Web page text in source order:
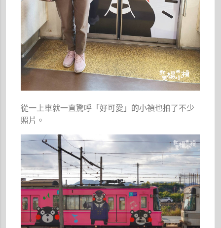
從一上車就一直驚呼「好可愛」的小禎也拍了不少
照片。